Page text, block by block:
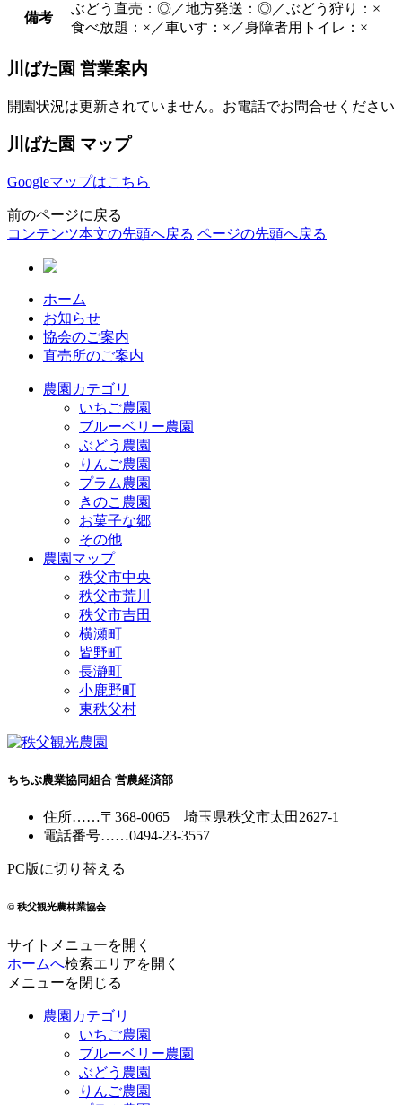
備考
ぶどう直売：◎／地方発送：◎／ぶどう狩り：×
食べ放題：×／車いす：×／身障者用トイレ：×
川ばた園 営業案内
開園状況は更新されていません。お電話でお問合せください
川ばた園 マップ
Googleマップはこちら
前のページに戻る
コンテンツ本文の先頭へ戻る ページの先頭へ戻る
ホーム
お知らせ
協会のご案内
直売所のご案内
農園カテゴリ
いちご農園
ブルーベリー農園
ぶどう農園
りんご農園
プラム農園
きのこ農園
お菓子な郷
その他
農園マップ
秩父市中央
秩父市荒川
秩父市吉田
横瀬町
皆野町
長瀞町
小鹿野町
東秩父村
ちちぶ農業協同組合 営農経済部
住所……〒368-0065 埼玉県秩父市太田2627-1
電話番号……0494-23-3557
PC版に切り替える
© 秩父観光農林業協会
サイトメニューを開く
ホームへ検索エリアを開く
メニューを閉じる
農園カテゴリ
いちご農園
ブルーベリー農園
ぶどう農園
りんご農園